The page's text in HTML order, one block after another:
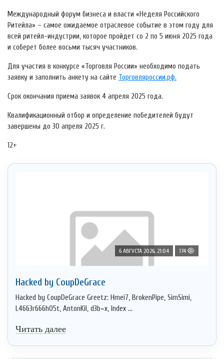
Международный форум бизнеса и власти «Неделя Российского
Ритейла» – самое ожидаемое отраслевое событие в этом году для
всей ритейл-индустрии, которое пройдет со 2 по 5 июня 2025 года
и соберет более восьми тысяч участников.
Для участия в конкурсе «Торговля России» необходимо подать
заявку и заполнить анкету на сайте Торговляроссии.рф.
Срок окончания приема заявок 4 апреля 2025 года.
Квалификационный отбор и определение победителей будут
завершены до 30 апреля 2025 г.
12+
6 АВГУСТА 2026, 21:04 174
Hacked by CoupDeGrace
Hacked by CoupDeGrace Greetz: Hmei7, BrokenPipe, SimSimi,
L4663r666h05t, AntonKil, d3b~x, Index ...
Читать далее